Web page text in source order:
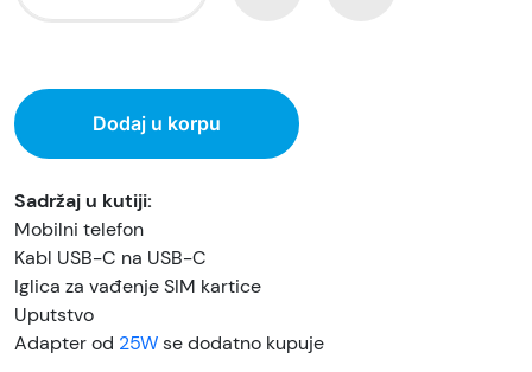
Dodaj u korpu
Sadržaj u kutiji:
Mobilni telefon
Kabl USB-C na USB-C
Iglica za vađenje SIM kartice
Uputstvo
Adapter od 25Wse dodatno kupuje